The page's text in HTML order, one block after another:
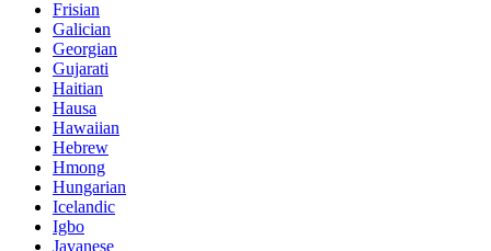
Frisian
Galician
Georgian
Gujarati
Haitian
Hausa
Hawaiian
Hebrew
Hmong
Hungarian
Icelandic
Igbo
Javanese